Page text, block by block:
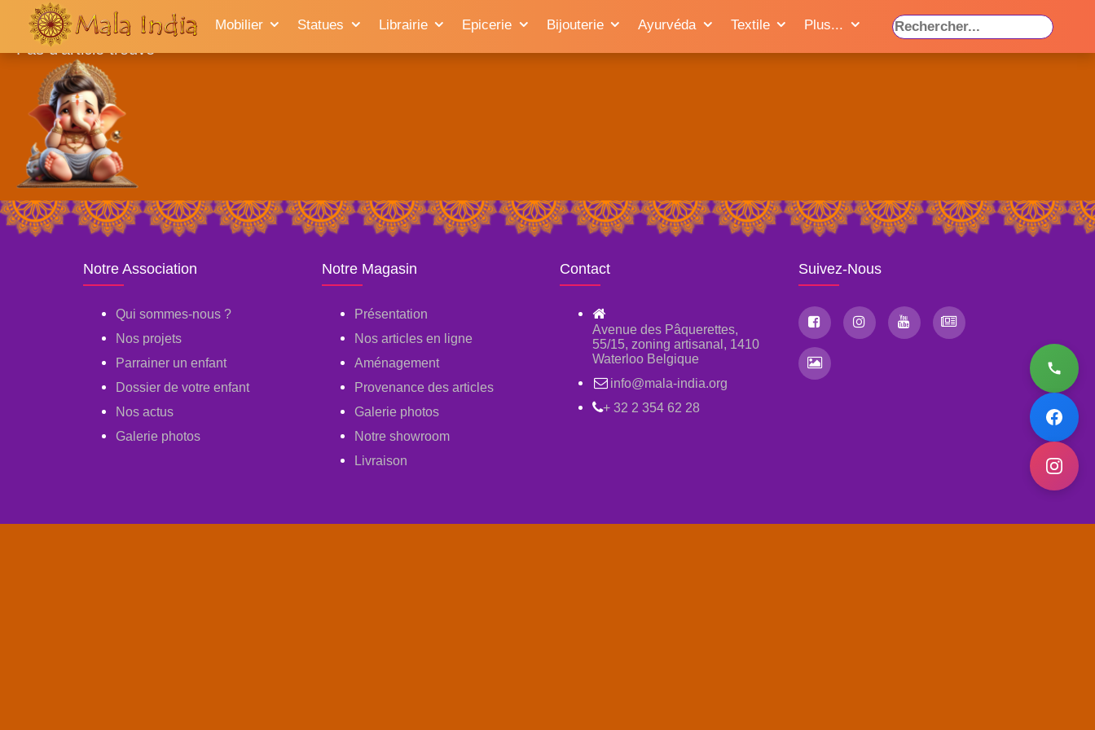
Mobilier Statues Librairie Epicerie Bijouterie Ayurvéda Textile Plus...
Accueil
Pas d'article trouvé
Notre Association
Qui sommes-nous ?
Nos projets
Parrainer un enfant
Dossier de votre enfant
Nos actus
Galerie photos
Notre Magasin
Présentation
Nos articles en ligne
Aménagement
Provenance des articles
Galerie photos
Notre showroom
Livraison
Contact
Avenue des Pâquerettes,
55/15, zoning artisanal, 1410
Waterloo Belgique
info@mala-india.org
+ 32 2 354 62 28
Suivez-Nous